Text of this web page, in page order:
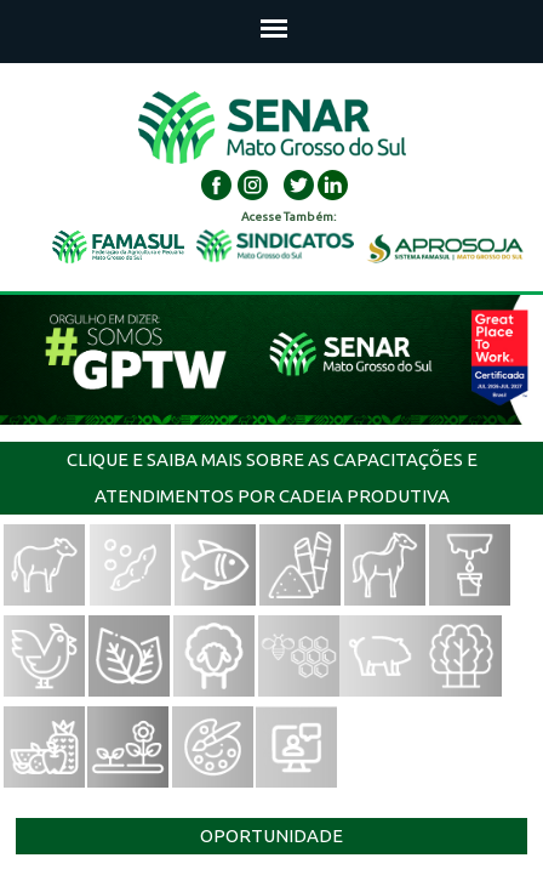
Acesse Também:
CLIQUE E SAIBA MAIS SOBRE AS CAPACITAÇÕES E
ATENDIMENTOS POR CADEIA PRODUTIVA
OPORTUNIDADE